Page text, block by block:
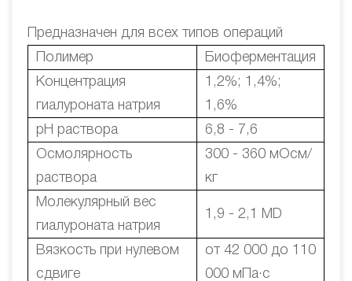
Предназначен для всех типов операций
Полимер
Биоферментация
Концентрация
гиалуроната натрия
1,2%; 1,4%;
1,6%
pH раствора
6,8 - 7,6
Осмолярность
раствора
300 - 360 мОсм/
кг
Молекулярный вес
гиалуроната натрия
1,9 - 2,1 MD
Вязкость при нулевом
сдвиге
от 42 000 до 110
000 мПа·с